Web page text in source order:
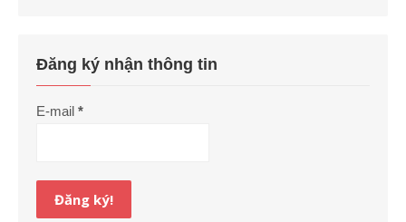
Đăng ký nhận thông tin
E-mail *